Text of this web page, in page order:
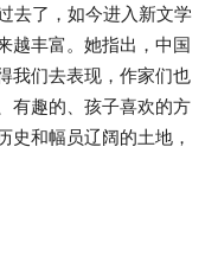
去了，如今进入新文学
越丰富。她指出，中国
我们去表现，作家们也
有趣的、孩子喜欢的方
史和幅员辽阔的土地，